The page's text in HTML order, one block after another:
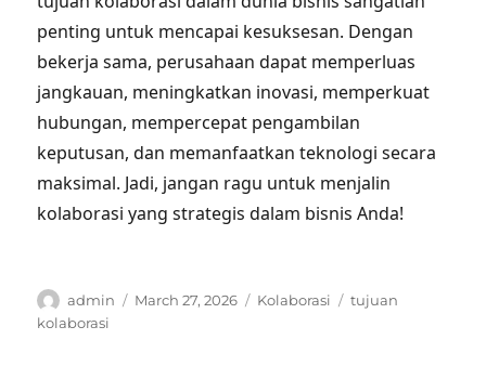
penting untuk mencapai kesuksesan. Dengan
bekerja sama, perusahaan dapat memperluas
jangkauan, meningkatkan inovasi, memperkuat
hubungan, mempercepat pengambilan
keputusan, dan memanfaatkan teknologi secara
maksimal. Jadi, jangan ragu untuk menjalin
kolaborasi yang strategis dalam bisnis Anda!
Author
admin
Posted
March 27, 2026 Categories
Kolaborasi Tags
tujuan
kolaborasi